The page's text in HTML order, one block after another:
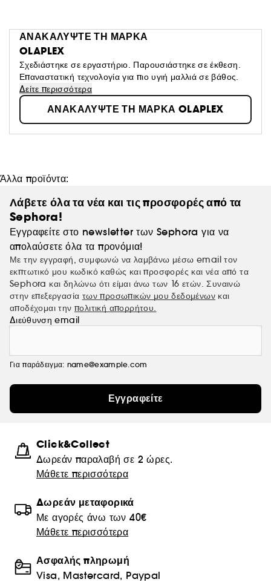
ΑΝΑΚΑΛΥΨΤΕ ΤΗ ΜΑΡΚΑ
OLAPLEX
Σχεδιάστηκε σε εργαστήριο. Παρουσιάστηκε σε έκθεση.
Επαναστατική τεχνολογία για πιο υγιή μαλλιά σε βάθος.
Δείτε περισσότερα
ΑΝΑΚΑΛΥΨΤΕ ΤΗ ΜΑΡΚΑ OLAPLEX
Άλλα προϊόντα:
Λάβετε όλα τα νέα και τις προσφορές από τα
Sephora!
Εγγραφείτε στο newsletter των Sephora για να
απολαύσετε όλα τα προνόμια!
Με την εγγραφή, συμφωνώ να λαμβάνω μέσω email τον
εκπτωτικό μου κωδικό καθώς και προσφορές και νέα από τα
Sephora και δηλώνω ότι είμαι άνω των 16 ετών. Συναινώ
στην επεξεργασία των προσωπικών μου δεδομένων και
αποδέχομαι την πολιτική απορρήτου.
Διεύθυνση email
Για παράδειγμα: name@example.com
Εγγραφείτε
Click&Collect
Δωρεάν παραλαβή σε 2 ώρες.
Μάθετε περισσότερα
Δωρεάν μεταφορικά
Με αγορές άνω των 40€
Μάθετε περισσότερα
Ασφαλής πληρωμή
Visa, Mastercard, Paypal